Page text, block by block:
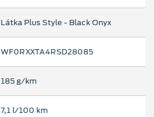
Látka Plus Style - Black Onyx
WF0RXXTA4RSD28085
185 g/km
7,1 l/100 km